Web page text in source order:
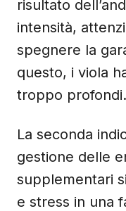
risultato
intensità,
spegnere la
questo, i viola
troppo profondi.
La seconda
gestione delle
supplementari
e stress in una